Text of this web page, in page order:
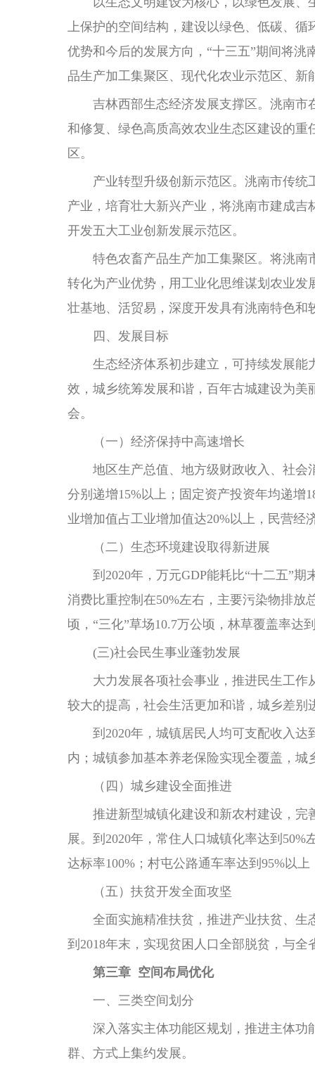
上保护的空间结构，建设以绿色、低碳、
优势和今后的发展方向，“十三五”期间将
品生产加工集聚区、现代化农业示范区、
吉林西部生态经济发展支撑区。洮南市
和修复、绿色高质高效农业生态区建设的
区。
产业转型升级创新示范区。洮南市传统
产业，培育壮大新兴产业，将洮南市建成
开发五大工业创新发展示范区。
特色农畜产品生产加工集聚区。将洮南
转化为产业优势，用工业化思维谋划农业
壮基地、活贸易，深度开发具有洮南特色
四、发展目标
生态经济体系初步建立，可持续发展
效，城乡统筹发展和谐，百年古城建设为
会。
（一）经济保持中高速增长
地区生产总值、地方级财政收入、社会
分别递增15%以上；固定资产投资年均递增
业增加值占工业增加值达20%以上，民营经
（二）生态环境建设取得新进展
到2020年，万元GDP能耗比“十二五”期
消费比重控制在50%左右，主要污染物排放
顷，“三化”草场10.7万公顷，林草覆盖率达
(三)社会民生事业蓬勃发展
大力发展各项社会事业，推进民生工作
较大的提高，社会生活更加和谐，城乡差
到2020年，城镇居民人均可支配收入达
内；城镇参加基本养老保险实现全覆盖，城
（四）城乡建设全面推进
推进新型城镇化建设和新农村建设，完
展。到2020年，常住人口城镇化率达到
达标率100%；村屯公路通车率达到95%以
（五）扶贫开发全面攻坚
全面实施精准扶贫，推进产业扶贫、生
到2018年末，实现贫困人口全部脱贫，与全
第三章 空间布局优化
一、三类空间划分
深入落实主体功能区规划，推进主体
群、方式上集约发展。